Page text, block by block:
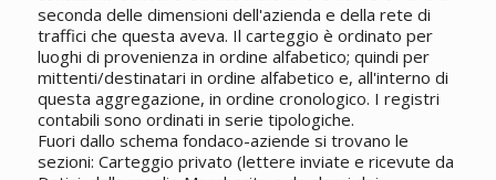
seconda delle dimensioni dell'azienda e della rete di
traffici che questa aveva. Il carteggio è ordinato per
luoghi di provenienza in ordine alfabetico; quindi per
mittenti/destinatari in ordine alfabetico e, all'interno di
questa aggregazione, in ordine cronologico. I registri
contabili sono ordinati in serie tipologiche.
Fuori dallo schema fondaco-aziende si trovano le
sezioni: Carteggio privato (lettere inviate e ricevute da